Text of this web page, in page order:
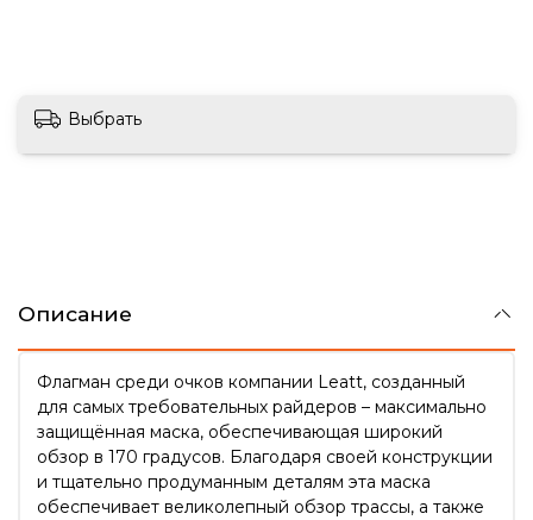
Выбрать
Описание
Флагман среди очков компании Leatt, созданный
для самых требовательных райдеров – максимально
защищённая маска, обеспечивающая широкий
обзор в 170 градусов. Благодаря своей конструкции
и тщательно продуманным деталям эта маска
обеспечивает великолепный обзор трассы, а также